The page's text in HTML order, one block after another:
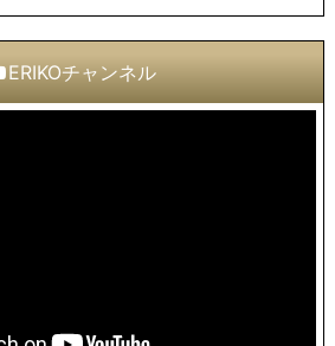
ERIKOチャンネル